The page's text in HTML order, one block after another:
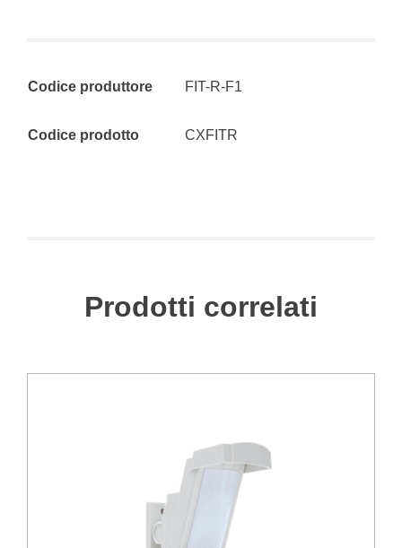
Codice produttore FIT-R-F1
Codice prodotto CXFITR
Prodotti correlati